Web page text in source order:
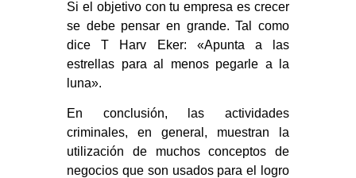
Si el objetivo con tu empresa es crecer
se debe pensar en grande. Tal como
dice T Harv Eker: «Apunta a las
estrellas para al menos pegarle a la
luna».
En conclusión, las actividades
criminales, en general, muestran la
utilización de muchos conceptos de
negocios que son usados para el logro